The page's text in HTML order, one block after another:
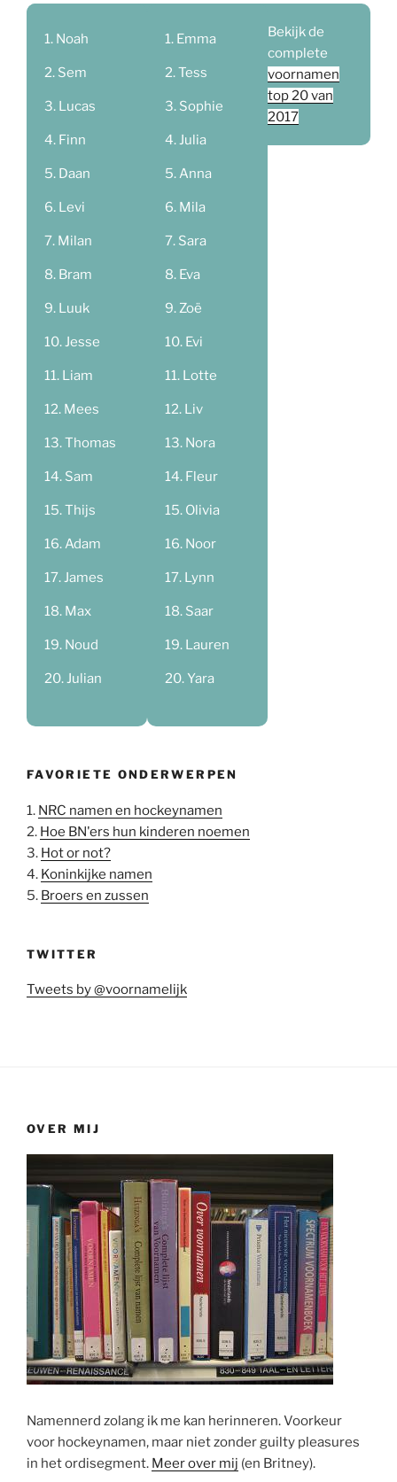
Noah
Sem
Lucas
Finn
Daan
Levi
Milan
Bram
Luuk
Jesse
Liam
Mees
Thomas
Sam
Thijs
Adam
James
Max
Noud
Julian
Emma
Tess
Sophie
Julia
Anna
Mila
Sara
Eva
Zoë
Evi
Lotte
Liv
Nora
Fleur
Olivia
Noor
Lynn
Saar
Lauren
Yara
Bekijk de
complete
voornamen
top 20 van
2017
FAVORIETE ONDERWERPEN
1. NRC namen en hockeynamen
2. Hoe BN'ers hun kinderen noemen
3. Hot or not?
4. Koninkijke namen
5. Broers en zussen
TWITTER
Tweets by @voornamelijk
OVER MIJ
Namennerd zolang ik me kan herinneren. Voorkeur
voor hockeynamen, maar niet zonder guilty pleasures
in het ordisegment. Meer over mij (en Britney).